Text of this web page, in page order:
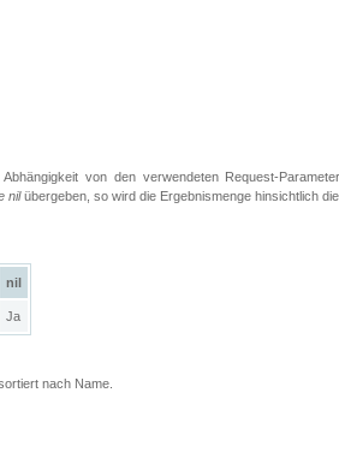
von den verwendeten Request-
nilübergeben, so wird die Ergebnismenge hinsichtlich
nil
Ja
nach Name.